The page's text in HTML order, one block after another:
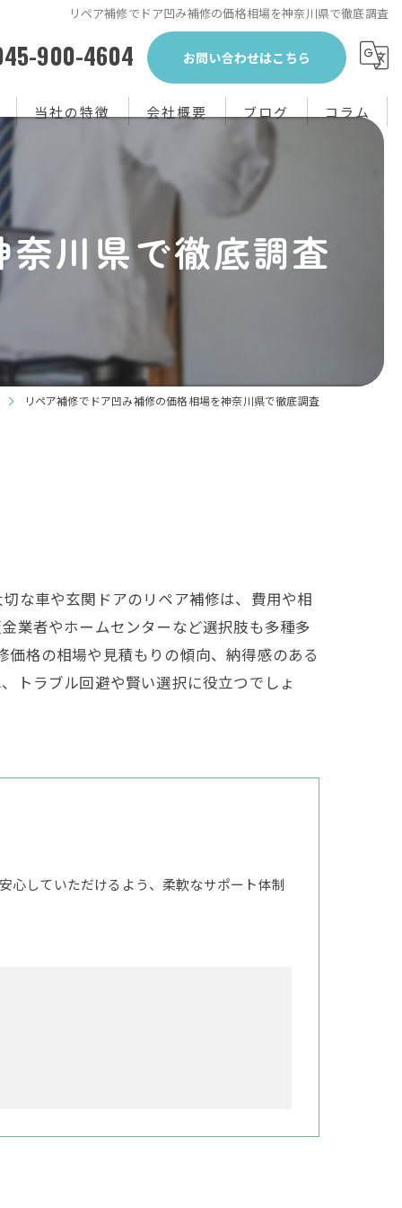
リペア補修でドア凹み補修の価格相場を神奈川県で徹底調査
900-4604 お問い合わせはこちら
当社の特徴
買取り
会社概要 ブログ コラム
川県で徹底調査
リペア補修でドア凹み補修の価格相場を神奈川県で徹底調査
な車や玄関ドアのリペア補修は、費用や相
業者やホームセンターなど選択肢も多種多
格の相場や見積もりの傾向、納得感のある
トラブル回避や賢い選択に役立つでしょ
心していただけるよう、柔軟なサポート体制